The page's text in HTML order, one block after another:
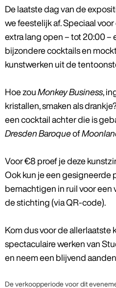
De laatste dag van de
we feestelijk af. Speciaal
extra lang open – tot 20:00 –
bijzondere cocktails en
kunstwerken uit de
Hoe zou Monkey Business ,
kristallen, smaken als
een cocktail achter die is
Dresden Baroqueof
Voor €8 proef je deze
Ook kun je een gesigneerde
bemachtigen in ruil voor een
de stichting (via QR-code).
Kom dus voor de allerlaatste
spectaculaire werken van
en neem een blijvend
De verkoopperiode voor dit